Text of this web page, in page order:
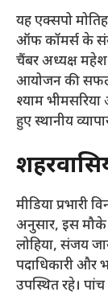
​यह एक्सपो
ऑफ कॉमर्स के
चैंबर अध्यक्ष
आयोजन की
श्याम
हुए स्थानीय
​मीडिया प्रभारी
अनुसार, इस मौके
लोहिया, संजय
पदाधिकारी और
उपस्थित रहे।